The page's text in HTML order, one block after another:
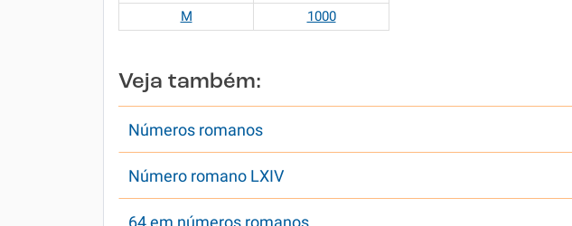
M
1000
Veja também:
Números romanos
Número romano LXIV
64 em números romanos